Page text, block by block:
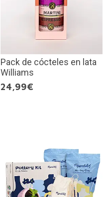
Pack de cócteles en lata
Williams
24,99€